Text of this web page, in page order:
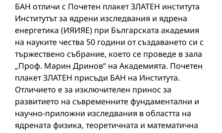
БАН отличи с Почетен плакет ЗЛАТЕН института
Институтът за ядрени изследвания и ядрена
енергетика (ИЯИЯЕ) при Българската академия
на науките чества 50 години от създаването си с
тържествено събрание, което се проведе в зала
„Проф. Марин Дринов“ на Академията. Почетен
плакет ЗЛАТЕН присъди БАН на Института.
Отличието е за изключителен принос за
развитието на съвременните фундаментални и
научно-приложни изследвания в областта на
ядрената физика, теоретичната и математична